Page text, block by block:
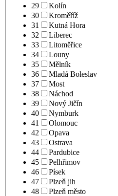
29
Kolín
30
Kroměříž
31
Kutná Hora
32
Liberec
33
Litoměřice
34
Louny
35
Mělník
36
Mladá Boleslav
37
Most
38
Náchod
39
Nový Jičín
40
Nymburk
41
Olomouc
42
Opava
43
Ostrava
44
Pardubice
45
Pelhřimov
46
Písek
47
Plzeň jih
48
Plzeň město